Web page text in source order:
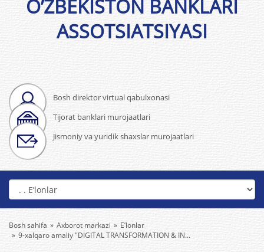
Bosh direktor virtual qabulxonasi
Tijorat banklari murojaatlari
Jismoniy va yuridik shaxslar murojaatlari
O’ZBEKISTON BANKLARI
ASSOTSIATSIYASI
Bosh sahifa Axborot markazi
E’lonlar
9-xalqaro amaliy "DIGITAL TRANSFORMATION & IN...